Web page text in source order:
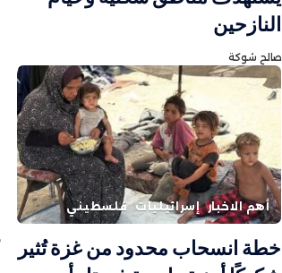
النازحين
صالح شوكة
أهم الاخبار إسرائيليات فلسطيني
خطة انسحاب محدود من غزة تُثير